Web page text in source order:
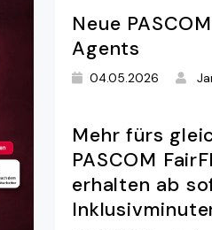
Neue
Agents
04.05.2026
Mehr fürs
PASCOM
erhalten ab